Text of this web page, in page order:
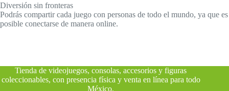
Diversión sin fronteras
Podrás compartir cada juego con personas de todo el mundo, ya que es
posible conectarse de manera online.
Tienda de videojuegos, consolas, accesorios y figuras
coleccionables, con presencia física y venta en línea para todo
México.